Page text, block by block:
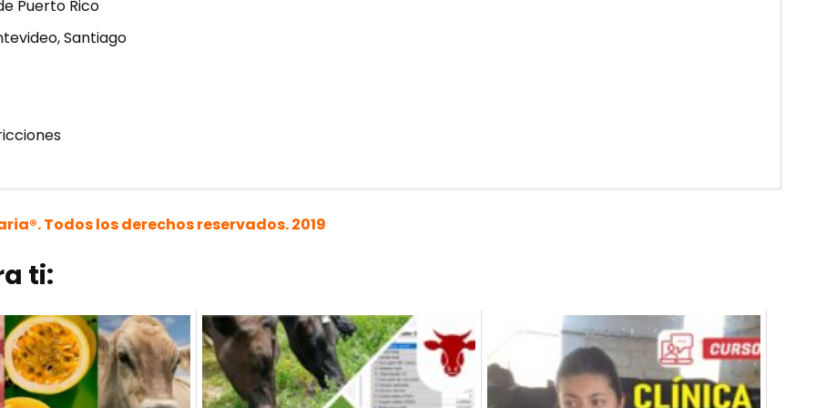
Puerto Rico
Santiago
PhD. CARLOS MANRIQUE PERDOMO
Cursos de Genética Cuantitativa y Mejoramiento Animal, Universidad Nacional de Colombia
con su Correo y Contraseña, los cuales activó al momento de realizar su inscripción. Es responsabilidad del participante
de conectividad durante las clases. Verificar este aspecto es responsabilidad del alumno.
se somete a cualquier modificación en la fecha de inicio o postergación de alguna clase por cuestiones inesperadas o
habrían devoluciones de dinero si el curso llegase a cancelarse definitivamente. Asimismo, si el participante como
/ capacitacion@perulactea.com
Todos los derechos reservados. 2019
ti: